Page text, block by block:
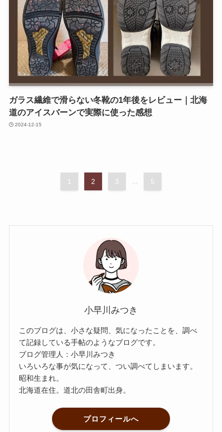
ガラス繊維で滑らない冬靴の1年後をレビュー｜北海
道のアイスバーンで実際に使った感想
2024-12-15
1 2 3 5
小早川みつき
このブログは、小さな疑問、気になったことを、調べ
て記録している手帖のようなブログです。
ブログ管理人：小早川みつき
いろいろな事が気になって、つい調べてしまいます。
昭和生まれ。
北海道在住。道北の田舎町出身。
プロフィールへ